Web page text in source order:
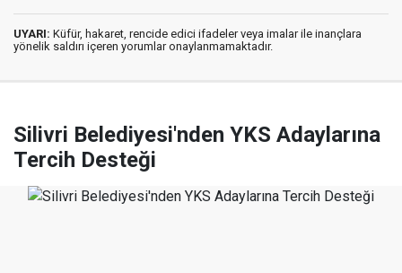
UYARI: Küfür, hakaret, rencide edici ifadeler veya imalar ile inançlara
yönelik saldırı içeren yorumlar onaylanmamaktadır.
Silivri Belediyesi'nden YKS Adaylarına
Tercih Desteği